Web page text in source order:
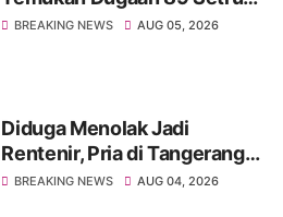
BBM Fiktif di Dinkes Kota
BREAKING NEWS AUG 05, 2026
Diduga Menolak Jadi
Rentenir, Pria di Tangerang
Diduga Jadi Korban
BREAKING NEWS AUG 04, 2026